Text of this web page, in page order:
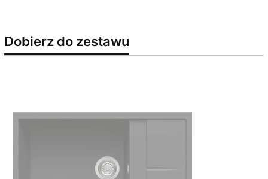
Dobierz do zestawu